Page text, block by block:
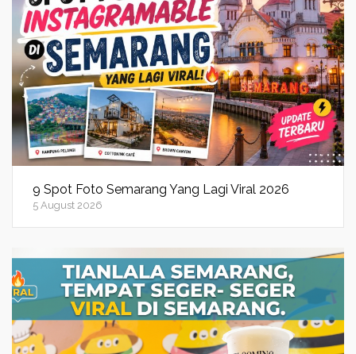
9 Spot Foto Semarang Yang Lagi Viral 2026
5 August 2026